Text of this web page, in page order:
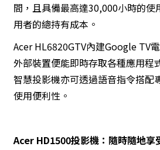
間，且具備最高達30,000小時的使
用者的總持有成本。
Acer HL6820GTV內建Google TV
外部裝置便能即時存取各種應用程
智慧投影機亦可透過語音指令搭配
使用便利性。
Acer HD1500投影機：隨時隨地享